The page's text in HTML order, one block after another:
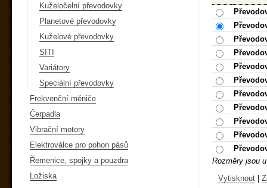
Kuželočelní převodovky
Planetové převodovky
Kuželové převodovky
SITI
Variátory
Speciální převodovky
Frekvenční měniče
Čerpadla
Vibrační motory
Elektroválce pro pohon pásů
Řemenice, spojky a pouzdra
Ložiska
Rozměry jsou
Vytisknout